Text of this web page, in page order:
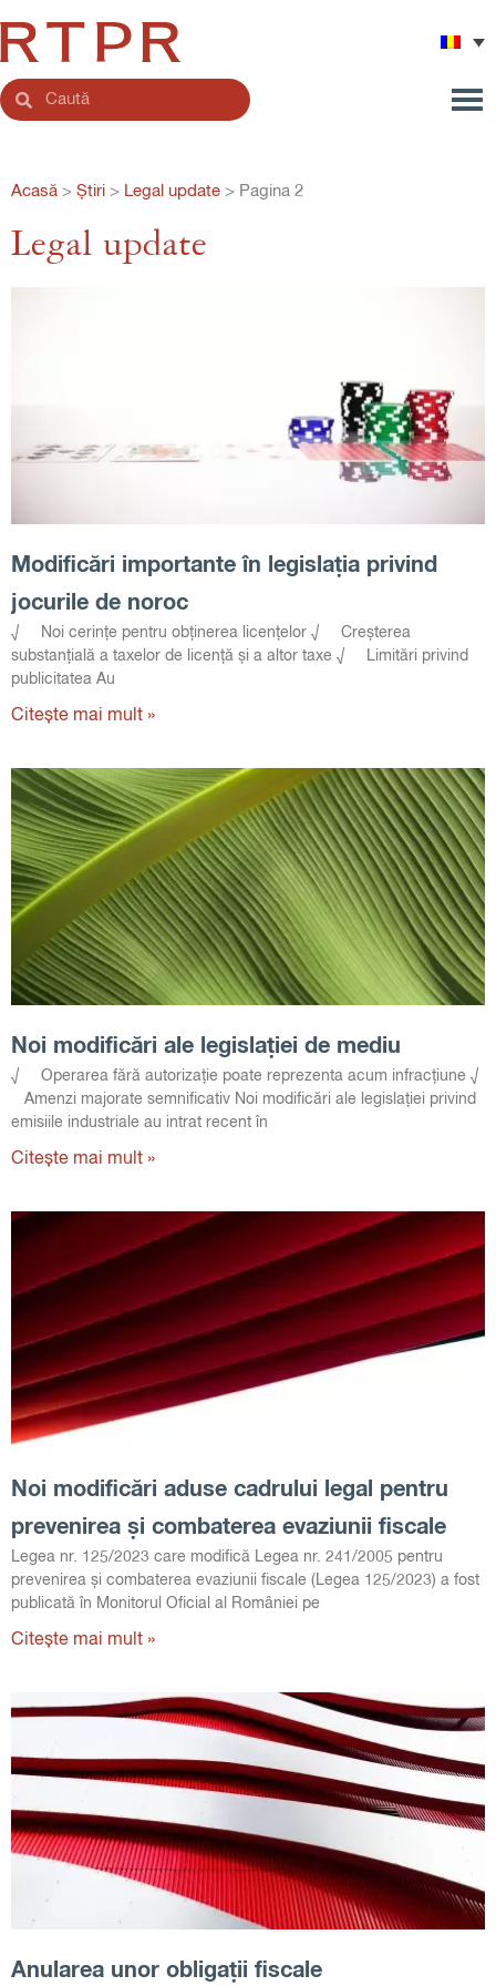
Acasă > Știri > Legal update > Pagina 2
Legal update
Modificări importante în legislația privind
jocurile de noroc
√ Noi cerințe pentru obținerea licențelor √ Creșterea
substanțială a taxelor de licență și a altor taxe √ Limitări privind
publicitatea Au
Citește mai mult »
Noi modificări ale legislației de mediu
√ Operarea fără autorizație poate reprezenta acum infracțiune √
Amenzi majorate semnificativ Noi modificări ale legislației privind
emisiile industriale au intrat recent în
Citește mai mult »
Noi modificări aduse cadrului legal pentru
prevenirea și combaterea evaziunii fiscale
Legea nr. 125/2023 care modifică Legea nr. 241/2005 pentru
prevenirea și combaterea evaziunii fiscale (Legea 125/2023) a fost
publicată în Monitorul Oficial al României pe
Citește mai mult »
Anularea unor obligații fiscale